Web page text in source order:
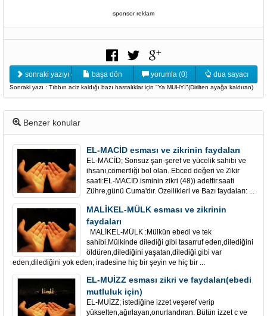
sponsor reklam
sonraki yazıyı oku başa dön yorumla (0) dua sayacı
Sonraki yazı : Tıbbın aciz kaldığı bazı hastalıklar için "Ya MUHYİ"(Dirilten ayağa kaldıran)
Benzer konular
EL-MACİD esması ve zikrinin faydaları
EL-MACİD; Sonsuz şan-şeref ve yücelik sahibi ve
ihsanı,cömertliği bol olan. Ebced değeri ve Zikir
saati:EL-MACİD isminin zikri (48)) adettir.saati
Zühre,günü Cuma'dır. Özellikleri ve Bazı faydaları: ...
MALİKEL-MÜLK esması ve zikrinin
faydaları
MALİKEL-MÜLK :Mülkün ebedi ve tek
sahibi.Mülkinde dilediği gibi tasarruf eden,dilediğini
öldüren,dilediğini yaşatan,dilediği gibi var
eden,dilediğini yok eden; iradesine hiç bir şeyin ve hiç bir ...
EL-MUİZZ esması zikri ve faydaları(ebedi
mutluluk için)
EL-MUİZZ; istediğine izzet veşeref verip
yükselten,ağırlayan,onurlandıran. Bütün izzet c ve